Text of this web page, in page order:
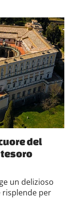
del
un delizioso
risplende per